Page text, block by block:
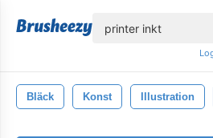
Bläck Konst Illustration